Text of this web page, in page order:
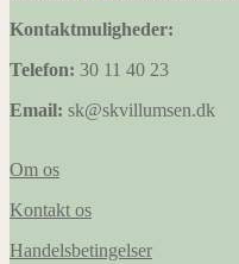
Kontaktmuligheder:
Telefon: 30 11 40 23
Email: sk@skvillumsen.dk
Om os
Kontakt os
Handelsbetingelser